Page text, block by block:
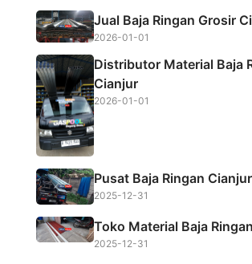
Jual Baja Ringan Grosir
2026-01-01
Distributor Material Baja
Cianjur
2026-01-01
Pusat Baja Ringan Cianjur
2025-12-31
Toko Material Baja
2025-12-31